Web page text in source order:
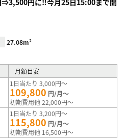
円に‼今月25日15:00まで開
27.08m²
月額目安
1日当たり 3,000円～
109,800 円/月～
初期費用他 22,000円～
1日当たり 3,200円～
115,800 円/月～
初期費用他 16,500円～